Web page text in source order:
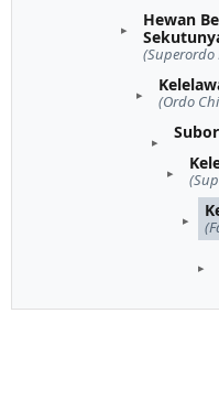
Hewan
(Superordo
(Ordo